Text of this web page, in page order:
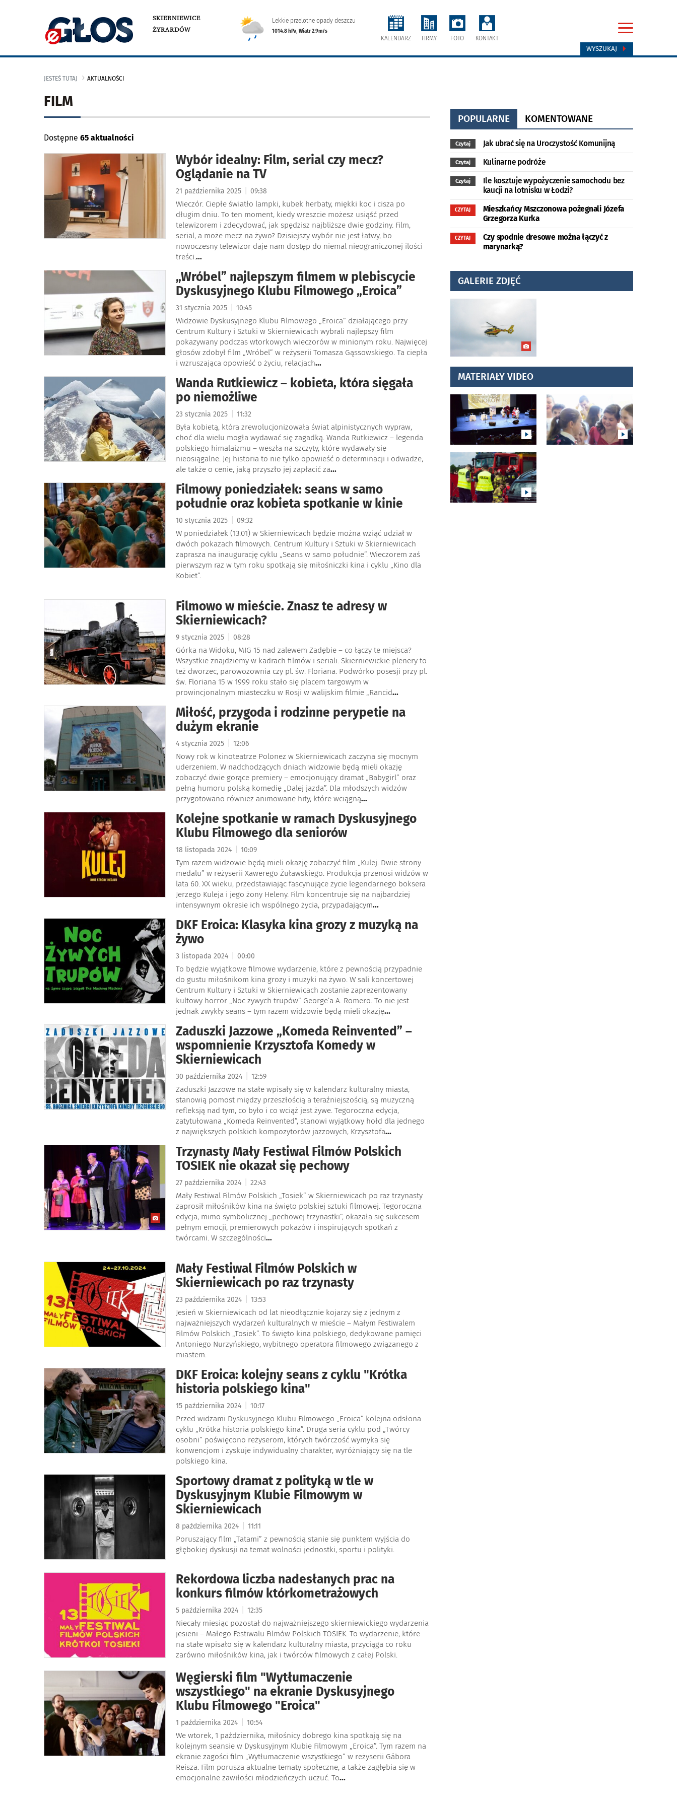
SKIERNIEWICE
ŻYRARDÓW
Lekkie przelotne opady deszczu
1014.8 hPa,Wiatr 2.9m/s
KALENDARZ FIRMY FOTO KONTAKT
WYSZUKAJ
JESTEŚ TUTAJ AKTUALNOŚCI
FILM
Dostępne 65 aktualności
Wybór idealny: Film, serial czy mecz?
Oglądanie na TV
21 października 2025 09:38
Wieczór. Ciepłe światło lampki, kubek herbaty, miękki koc i cisza po
długim dniu. To ten moment, kiedy wreszcie możesz usiąść przed
telewizorem i zdecydować, jak spędzisz najbliższe dwie godziny. Film,
serial, a może mecz na żywo? Dzisiejszy wybór nie jest łatwy, bo
nowoczesny telewizor daje nam dostęp do niemal nieograniczonej ilości
treści....
„Wróbel” najlepszym filmem w plebiscycie
Dyskusyjnego Klubu Filmowego „Eroica”
31 stycznia 2025 10:45
Widzowie Dyskusyjnego Klubu Filmowego „Eroica” działającego przy
Centrum Kultury i Sztuki w Skierniewicach wybrali najlepszy film
pokazywany podczas wtorkowych wieczorów w minionym roku. Najwięcej
głosów zdobył film „Wróbel” w reżyserii Tomasza Gąssowskiego. Ta ciepła
i wzruszająca opowieść o życiu, relacjach...
Wanda Rutkiewicz – kobieta, która sięgała
po niemożliwe
23 stycznia 2025 11:32
Była kobietą, która zrewolucjonizowała świat alpinistycznych wypraw,
choć dla wielu mogła wydawać się zagadką. Wanda Rutkiewicz – legenda
polskiego himalaizmu – weszła na szczyty, które wydawały się
nieosiągalne. Jej historia to nie tylko opowieść o determinacji i odwadze,
ale także o cenie, jaką przyszło jej zapłacić za...
Filmowy poniedziałek: seans w samo
południe oraz kobieta spotkanie w kinie
10 stycznia 2025 09:32
W poniedziałek (13.01) w Skierniewicach będzie można wziąć udział w
dwóch pokazach filmowych. Centrum Kultury i Sztuki w Skierniewicach
zaprasza na inaugurację cyklu „Seans w samo południe”. Wieczorem zaś
pierwszym raz w tym roku spotkają się miłośniczki kina i cyklu „Kino dla
Kobiet”.
Filmowo w mieście. Znasz te adresy w
Skierniewicach?
9 stycznia 2025 08:28
Górka na Widoku, MIG 15 nad zalewem Zadębie – co łączy te miejsca?
Wszystkie znajdziemy w kadrach filmów i seriali. Skierniewickie plenery to
też dworzec, parowozownia czy pl. św. Floriana. Podwórko posesji przy pl.
św. Floriana 15 w 1999 roku stało się placem targowym w
prowincjonalnym miasteczku w Rosji w walijskim filmie „Rancid...
Miłość, przygoda i rodzinne perypetie na
dużym ekranie
4 stycznia 2025 12:06
Nowy rok w kinoteatrze Polonez w Skierniewicach zaczyna się mocnym
uderzeniem. W nadchodzących dniach widzowie będą mieli okazję
zobaczyć dwie gorące premiery – emocjonujący dramat „Babygirl” oraz
pełną humoru polską komedię „Dalej jazda”. Dla młodszych widzów
przygotowano również animowane hity, które wciągną...
Kolejne spotkanie w ramach Dyskusyjnego
Klubu Filmowego dla seniorów
18 listopada 2024 10:09
Tym razem widzowie będą mieli okazję zobaczyć film „Kulej. Dwie strony
medalu” w reżyserii Xawerego Żuławskiego. Produkcja przenosi widzów w
lata 60. XX wieku, przedstawiając fascynujące życie legendarnego boksera
Jerzego Kuleja i jego żony Heleny. Film koncentruje się na najbardziej
intensywnym okresie ich wspólnego życia, przypadającym...
DKF Eroica: Klasyka kina grozy z muzyką na
żywo
3 listopada 2024 00:00
To będzie wyjątkowe filmowe wydarzenie, które z pewnością przypadnie
do gustu miłośnikom kina grozy i muzyki na żywo. W sali koncertowej
Centrum Kultury i Sztuki w Skierniewicach zostanie zaprezentowany
kultowy horror „Noc żywych trupów” George’a A. Romero. To nie jest
jednak zwykły seans – tym razem widzowie będą mieli okazję...
Zaduszki Jazzowe „Komeda Reinvented” –
wspomnienie Krzysztofa Komedy w
Skierniewicach
30 października 2024 12:59
Zaduszki Jazzowe na stałe wpisały się w kalendarz kulturalny miasta,
stanowią pomost między przeszłością a teraźniejszością, są muzyczną
refleksją nad tym, co było i co wciąż jest żywe. Tegoroczna edycja,
zatytułowana „Komeda Reinvented”, stanowi wyjątkowy hołd dla jednego
z największych polskich kompozytorów jazzowych, Krzysztofa...
Trzynasty Mały Festiwal Filmów Polskich
TOSIEK nie okazał się pechowy
27 października 2024 22:43
Mały Festiwal Filmów Polskich „Tosiek” w Skierniewicach po raz trzynasty
zaprosił miłośników kina na święto polskiej sztuki filmowej. Tegoroczna
edycja, mimo symbolicznej „pechowej trzynastki”, okazała się sukcesem
pełnym emocji, premierowych pokazów i inspirujących spotkań z
twórcami. W szczególności...
Mały Festiwal Filmów Polskich w
Skierniewicach po raz trzynasty
23 października 2024 13:53
Jesień w Skierniewicach od lat nieodłącznie kojarzy się z jednym z
najważniejszych wydarzeń kulturalnych w mieście – Małym Festiwalem
Filmów Polskich „Tosiek”. To święto kina polskiego, dedykowane pamięci
Antoniego Nurzyńskiego, wybitnego operatora filmowego związanego z
miastem.
DKF Eroica: kolejny seans z cyklu "Krótka
historia polskiego kina"
15 października 2024 10:17
Przed widzami Dyskusyjnego Klubu Filmowego „Eroica” kolejna odsłona
cyklu „Krótka historia polskiego kina”. Druga seria cyklu pod „Twórcy
osobni” poświęcono reżyserom, których twórczość wymyka się
konwencjom i zyskuje indywidualny charakter, wyróżniający się na tle
polskiego kina.
Sportowy dramat z polityką w tle w
Dyskusyjnym Klubie Filmowym w
Skierniewicach
8 października 2024 11:11
Poruszający film „Tatami” z pewnością stanie się punktem wyjścia do
głębokiej dyskusji na temat wolności jednostki, sportu i polityki.
Rekordowa liczba nadesłanych prac na
konkurs filmów którkometrażowych
5 października 2024 12:35
Niecały miesiąc pozostał do najważniejszego skierniewickiego wydarzenia
jesieni – Małego Festiwalu Filmów Polskich TOSIEK. To wydarzenie, które
na stałe wpisało się w kalendarz kulturalny miasta, przyciąga co roku
zarówno miłośników kina, jak i twórców filmowych z całej Polski.
Węgierski film "Wytłumaczenie
wszystkiego" na ekranie Dyskusyjnego
Klubu Filmowego "Eroica"
1 października 2024 10:54
We wtorek, 1 października, miłośnicy dobrego kina spotkają się na
kolejnym seansie w Dyskusyjnym Klubie Filmowym „Eroica”. Tym razem na
ekranie zagości film „Wytłumaczenie wszystkiego” w reżyserii Gábora
Reisza. Film porusza aktualne tematy społeczne, a także zagłębia się w
emocjonalne zawiłości młodzieńczych uczuć. To...
POPULARNE KOMENTOWANE
Czytaj Jak ubrać się na Uroczystość Komunijną
Czytaj Kulinarne podróże
Czytaj
Ile kosztuje wypożyczenie samochodu bez
kaucji na lotnisku w Łodzi?
CZYTAJ
Mieszkańcy Mszczonowa pożegnali Józefa
Grzegorza Kurka
CZYTAJ
Czy spodnie dresowe można łączyć z
marynarką?
GALERIE ZDJĘĆ
MATERIAŁY VIDEO